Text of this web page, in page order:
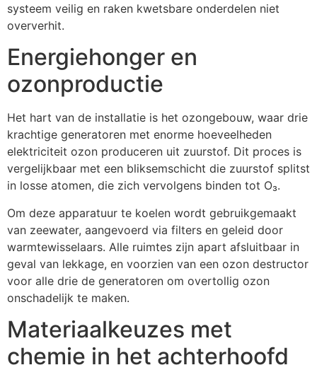
systeem veilig en raken kwetsbare onderdelen niet
oververhit.
Energiehonger en
ozonproductie
Het hart van de installatie is het ozongebouw, waar drie
krachtige generatoren met enorme hoeveelheden
elektriciteit ozon produceren uit zuurstof. Dit proces is
vergelijkbaar met een bliksemschicht die zuurstof splitst
in losse atomen, die zich vervolgens binden tot O₃.
Om deze apparatuur te koelen wordt gebruikgemaakt
van zeewater, aangevoerd via filters en geleid door
warmtewisselaars. Alle ruimtes zijn apart afsluitbaar in
geval van lekkage, en voorzien van een ozon destructor
voor alle drie de generatoren om overtollig ozon
onschadelijk te maken.
Materiaalkeuzes met
chemie in het achterhoofd